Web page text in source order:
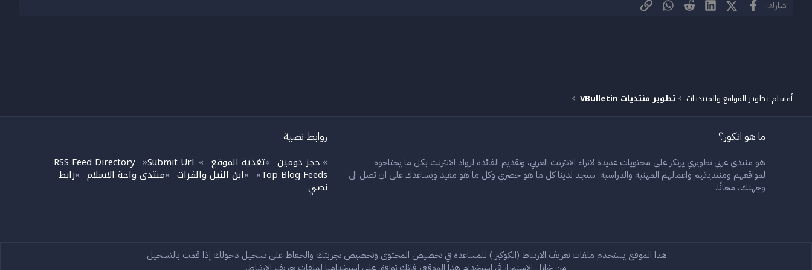
شارك: فيسبوكX (Twitter)
LinkedIn
Reddit
WhatsApp
الرابط
أقسام تطوير المواقع والمنتديات تطوير منتديات VBulletin
ما هو انكور؟
هو منتدى عربي تطويري يرتكز على محتويات عديدة لاثراء الانترنت العربي، وتقديم الفائدة لرواد الانترنت بكل ما يحتاجوه
لمواقعهم ومنتدياتهم واعمالهم المهنية والدراسية. ستجد لدينا كل ما هو حصري وكل ما هو مفيد ويساعدك على ان تصل الى
وجهتك، مجانًا.
روابط نصية
» حجز دومين »تغذية الموقع »
RSS Feed Directory»Submit Url
»Top Blog Feeds
»ابن النيل والفرات »منتدى واحة الاسلام »رابط
نصي
إتصل بنا الشروط والقوانين سياسة الخصوصيةهذا الموقع يستخدم ملفات تعريف الارتباط (الكوكيز ) للمساعدة في تخصيص المحتوى وتخصيص تجربتك والحفاظ على تسجيل دخولك إذا قمت بالتسجيل.